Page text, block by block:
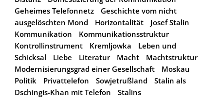
Geheimes Telefonnetz
Geschichte vom nicht
ausgelöschten Mond
Horizontalität
Josef Stalin
Kommunikation
Kommunikationsstruktur
Kontrollinstrument
Kremljowka
Leben und
Schicksal
Liebe Literatur Macht
Machtstruktur
Modernisierungsgrad einer Gesellschaft
Moskau
Politik
Privattelefon Sowjetrußland
Stalin als
Dschingis-Khan mit Telefon
Stalins